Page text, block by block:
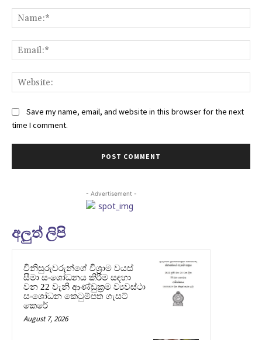
Save my name, email, and website in this browser for the next
time I comment.
- Advertisement -
අලුත් ලිපි
විනිසුරුවරුන්ගේ විශ්‍රාම වයස්
සීමා සංශෝධනය කිරීම සඳහා
වන 22 වැනි ආණ්ඩුක්‍රම ව්‍යවස්ථා
සංශෝධන කෙටුම්පත ගැසට්
කෙරේ
August 7, 2026